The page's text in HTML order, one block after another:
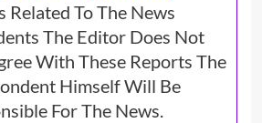
Related To The News
The Editor Does Not
With These Reports The
Himself Will Be
For The News.